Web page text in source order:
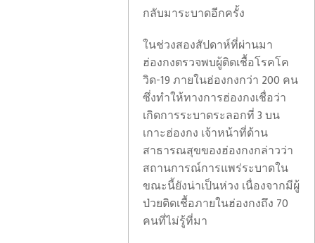
กลับมาระบาดอีกครั้ง
ในช่วงสองสัปดาห์ที่ผ่านมา
ฮ่องกงตรวจพบผู้ติดเชื้อโรคโค
วิด-19 ภายในฮ่องกงกว่า 200 คน
ซึ่งทำให้ทางการฮ่องกงเชื่อว่า
เกิดการระบาดระลอกที่ 3 บน
เกาะฮ่องกง เจ้าหน้าที่ด้าน
สาธารณสุขของฮ่องกงกล่าวว่า
สถานการณ์การแพร่ระบาดใน
ขณะนี้ยังน่าเป็นห่วง เนื่องจากมีผู้
ป่วยติดเชื้อภายในฮ่องกงถึง 70
คนที่ไม่รู้ที่มา